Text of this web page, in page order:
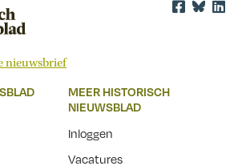
nieuwsbrief
MEER HISTORISCH
NIEUWSBLAD
Inloggen
Vacatures